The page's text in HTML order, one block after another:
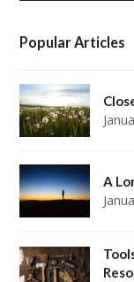
Popular Articles
A